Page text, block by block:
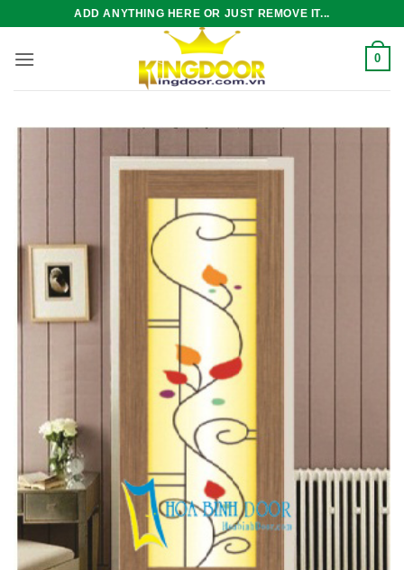
nội
ADD ANYTHING HERE OR JUST REMOVE IT...
0